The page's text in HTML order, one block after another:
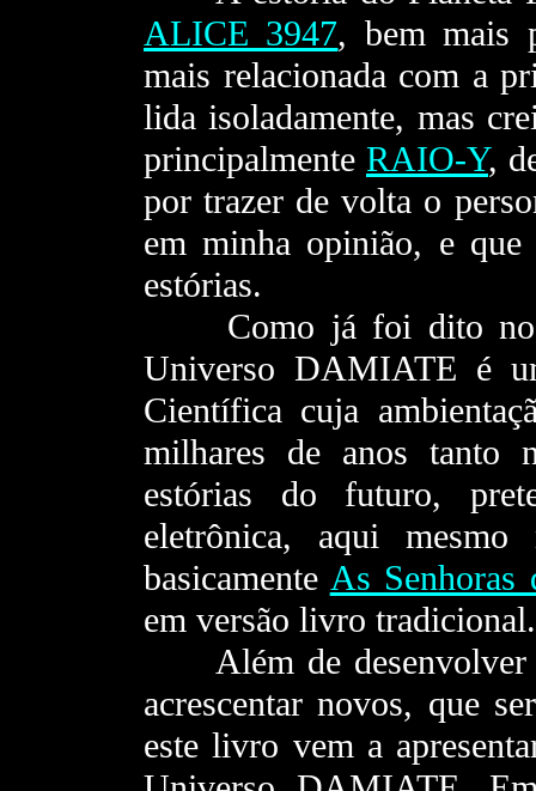
ALICE 3947, bem mais
mais relacionada com a
lida isoladamente, mas
principalmente RAIO-Y,
por trazer de volta o
em minha opinião, e que
estórias.
Como já foi dito
Universo DAMIATE é
Científica cuja
milhares de anos tanto
estórias do futuro,
eletrônica, aqui mesmo
basicamente As
em versão livro tradicional.
Além de desenvolver
acrescentar novos, que
este livro vem a